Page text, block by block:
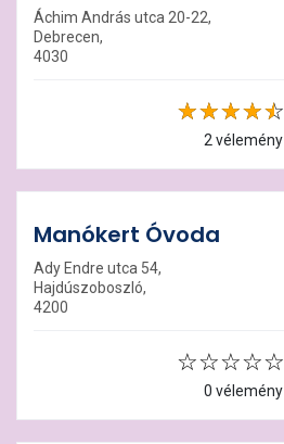
Áchim András utca 20-22,
Debrecen,
4030
2 vélemény
Manókert Óvoda
Ady Endre utca 54,
Hajdúszoboszló,
4200
0 vélemény